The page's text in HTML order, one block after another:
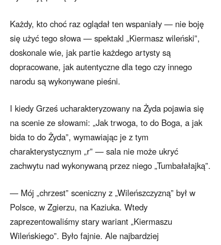
Każdy, kto choć raz oglądał ten wspaniały — nie boję
się użyć tego słowa — spektakl „Kiermasz wileński”,
doskonale wie, jak partie każdego artysty są
dopracowane, jak autentyczne dla tego czy innego
narodu są wykonywane pieśni.
I kiedy Grześ ucharakteryzowany na Żyda pojawia się
na scenie ze słowami: „Jak trwoga, to do Boga, a jak
bida to do Żyda”, wymawiając je z tym
charakterystycznym „r” — sala nie może ukryć
zachwytu nad wykonywaną przez niego „Tumbałałajką”.
— Mój „chrzest” sceniczny z „Wileńszczyzną” był w
Polsce, w Zgierzu, na Kaziuka. Wtedy
zaprezentowaliśmy stary wariant „Kiermaszu
Wileńskiego”. Było fajnie. Ale najbardziej